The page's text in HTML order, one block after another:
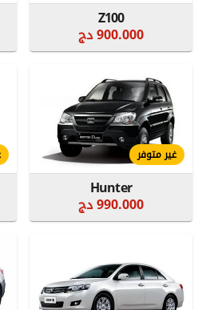
Z100
900.000 دج
غير متوفر
Hunter
990.000 دج